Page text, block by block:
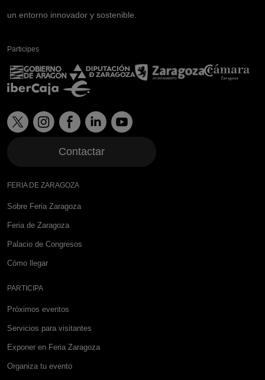
un entorno innovador y sostenible.
Participes
Contactar
FERIA DE ZARAGOZA
Sobre Feria Zaragoza
Feria de Zaragoza
Palacio de Congresos
Cómo llegar
PARTICIPA
Próximos eventos
Servicios para visitantes
Exponer en Feria Zaragoza
Organiza tu evento